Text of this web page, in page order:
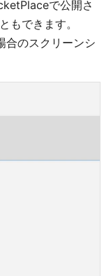
で公開さ
もできます。
のスクリーンシ